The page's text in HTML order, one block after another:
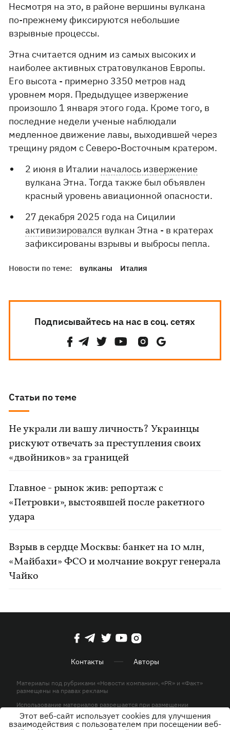
Несмотря на это, в районе вершины вулкана
по-прежнему фиксируются небольшие
взрывные процессы.
Этна считается одним из самых высоких и
наиболее активных стратовулканов Европы.
Его высота - примерно 3350 метров над
уровнем моря. Предыдущее извержение
произошло 1 января этого года. Кроме того, в
последние недели ученые наблюдали
медленное движение лавы, выходившей через
трещину рядом с Северо-Восточным кратером.
2 июня в Италии началось извержение
вулкана Этна. Тогда также был объявлен
красный уровень авиационной опасности.
27 декабря 2025 года на Сицилии
активизировался вулкан Этна - в кратерах
зафиксированы взрывы и выбросы пепла.
Новости по теме: вулканы Италия
Подписывайтесь на нас в соц. сетях
Статьи по теме
Не украли ли вашу личность? Украинцы
рискуют отвечать за преступления своих
«двойников» за границей
Главное - рынок жив: репортаж с
«Петровки», выстоявшей после ракетного
удара
Взрыв в сердце Москвы: банкет на 10 млн,
«Майбахи» ФСО и молчание вокруг генерала
Чайко
Контакты Авторы
Материалы под рубриками «Новости компании», «PR» и «Факт»
размещены на правах рекламы
Использование материалов разрешается при размещении
активной гиперссылки на KP.UA в первом абзаце.
© ООО «ЮЛАВ МЕДИА»,2026. Все права защищены.
Этот веб-сайт использует cookies для улучшения
взаимодействия с пользователем при посещении веб-